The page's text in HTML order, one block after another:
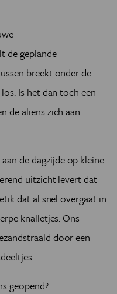
de geplande
breekt onder de
Is het dan toch een
de aliens zich aan
de dagzijde op kleine
uitzicht levert dat
dat al snel overgaat in
knalletjes. Ons
door een
geopend?